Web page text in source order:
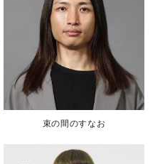
束の間のすなお